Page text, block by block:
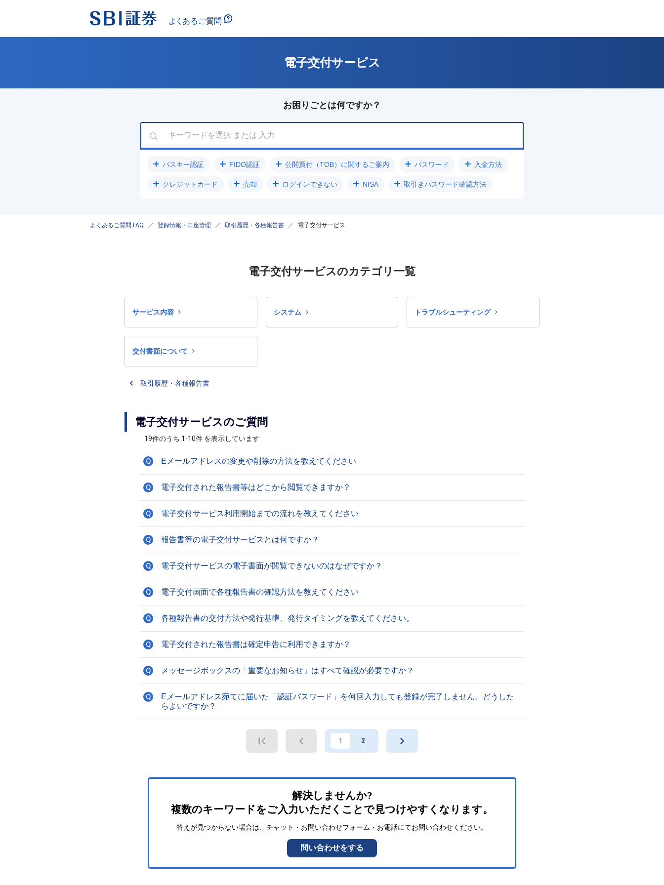
電子交付サービス
お困りごとは何ですか？
パスキー認証 FIDO認証 公開買付（TOB）に関するご案内 パスワード 入金方法
クレジットカード 売却 ログインできない NISA 取引きパスワード確認方法
よくあるご質問 FAQ 登録情報・口座管理 取引履歴・各種報告書 電子交付サービス
電子交付サービスのカテゴリ一覧
サービス内容 システム トラブルシューティング
交付書面について
取引履歴・各種報告書
電子交付サービスのご質問
19件のうち 1-10件 を表示しています
Q Eメールアドレスの変更や削除の方法を教えてください
Q 電子交付された報告書等はどこから閲覧できますか？
Q 電子交付サービス利用開始までの流れを教えてください
Q 報告書等の電子交付サービスとは何ですか？
Q 電子交付サービスの電子書面が閲覧できないのはなぜですか？
Q 電子交付画面で各種報告書の確認方法を教えてください
Q 各種報告書の交付方法や発行基準、発行タイミングを教えてください。
Q 電子交付された報告書は確定申告に利用できますか？
Q メッセージボックスの「重要なお知らせ」はすべて確認が必要ですか？
Q
Eメールアドレス宛てに届いた「認証パスワード」を何回入力しても登録が完了しません。どうした
らよいですか？
1 2